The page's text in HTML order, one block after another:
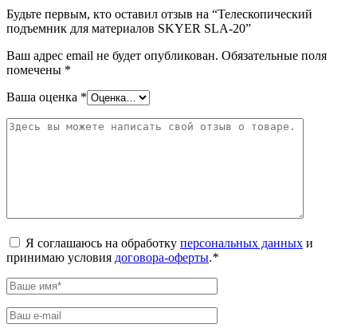
Будьте первым, кто оставил отзыв на “Телескопический
подъемник для материалов SKYER SLA-20”
Ваш адрес email не будет опубликован. Обязательные поля
помечены *
Ваша оценка *
Я соглашаюсь на обработку персональных данных и
принимаю условия договора-оферты.*